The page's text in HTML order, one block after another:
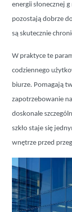
energii słonecznej
pozostają dobrze
są skutecznie
W praktyce te
codziennego
biurze. Pomagają
zapotrzebowanie
doskonale
szkło staje się
wnętrze przed